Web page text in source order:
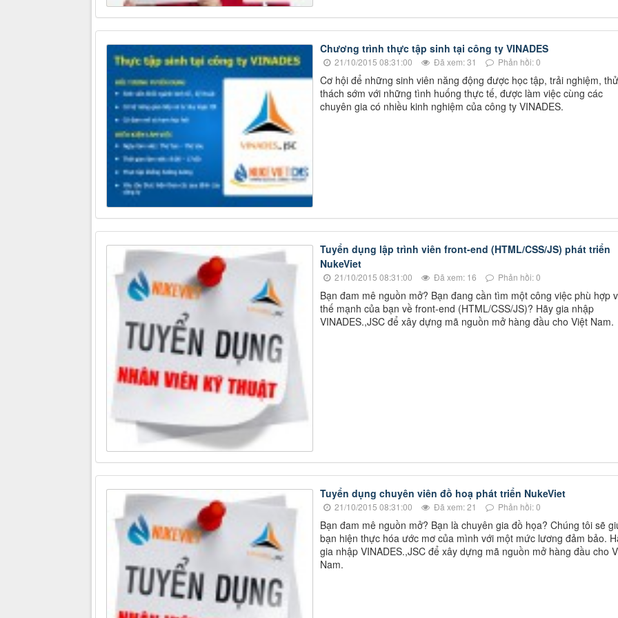
Chương trình thực tập sinh tại công ty VINADES
21/10/2015 08:31:00 Đã xem: 31 Phản hồi: 0
Cơ hội để những sinh viên năng động được học tập, trải nghiệm, thử
thách sớm với những tình huống thực tế, được làm việc cùng các
chuyên gia có nhiều kinh nghiệm của công ty VINADES.
Tuyển dụng lập trình viên front-end (HTML/CSS/JS) phát triển
NukeViet
21/10/2015 08:31:00 Đã xem: 16 Phản hồi: 0
Bạn đam mê nguồn mở? Bạn đang cần tìm một công việc phù hợp
thế mạnh của bạn về front-end (HTML/CSS/JS)? Hãy gia nhập
VINADES.,JSC để xây dựng mã nguồn mở hàng đầu cho Việt Nam.
Tuyển dụng chuyên viên đồ hoạ phát triển NukeViet
21/10/2015 08:31:00 Đã xem: 21 Phản hồi: 0
Bạn đam mê nguồn mở? Bạn là chuyên gia đồ họa? Chúng tôi sẽ
bạn hiện thực hóa ước mơ của mình với một mức lương đảm bảo.
gia nhập VINADES.,JSC để xây dựng mã nguồn mở hàng đầu cho
Nam.